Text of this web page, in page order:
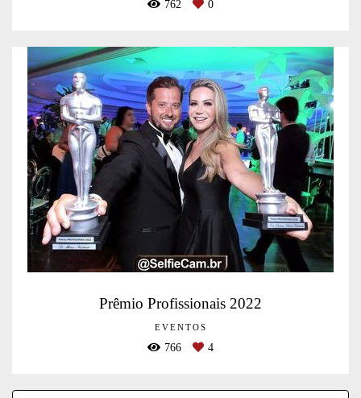
762 0
Prêmio Profissionais 2022
EVENTOS
766 4